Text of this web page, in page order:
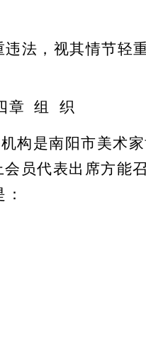
法，视其情节轻
章 组 织
机构是南阳市美术
会员代表出席方能